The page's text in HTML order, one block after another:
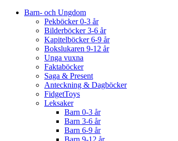
Barn- och Ungdom
Pekböcker 0-3 år
Bilderböcker 3-6 år
Kapitelböcker 6-9 år
Bokslukaren 9-12 år
Unga vuxna
Faktaböcker
Saga & Present
Anteckning & Dagböcker
FidgetToys
Leksaker
Barn 0-3 år
Barn 3-6 år
Barn 6-9 år
Barn 9-12 år